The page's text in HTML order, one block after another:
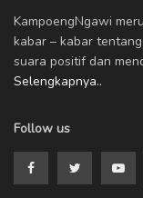
KampoengNgawi
kabar – kabar
suara positif dan
Selengkapnya..
Follow us